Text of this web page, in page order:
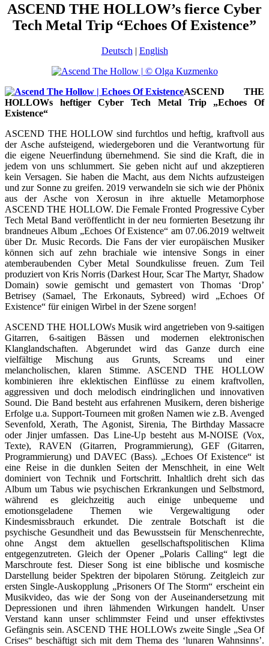
ASCEND THE HOLLOW’s fierce Cyber
Tech Metal Trip “Echoes Of Existence”
Deutsch | English
ASCEND THE
HOLLOWs heftiger Cyber Tech Metal Trip „Echoes Of
Existence“
ASCEND THE HOLLOW sind furchtlos und heftig, kraftvoll aus
der Asche aufsteigend, wiedergeboren und die Verantwortung für
die eigene Neuerfindung übernehmend. Sie sind die Kraft, die in
jedem von uns schlummert. Sie geben nicht auf und akzeptieren
kein Versagen. Sie haben die Macht, aus dem Nichts aufzusteigen
und zur Sonne zu greifen. 2019 verwandeln sie sich wie der Phönix
aus der Asche von Xerosun in ihre aktuelle Metamorphose
ASCEND THE HOLLOW. Die Female Fronted Progressive Cyber
Tech Metal Band veröffentlicht in der neu formierten Besetzung ihr
brandneues Album „Echoes Of Existence“ am 07.06.2019 weltweit
über Dr. Music Records. Die Fans der vier europäischen Musiker
können sich auf zehn brachiale wie intensive Songs in einer
atemberaubenden Cyber Metal Soundkulisse freuen. Zum Teil
produziert von Kris Norris (Darkest Hour, Scar The Martyr, Shadow
Domain) sowie gemischt und gemastert von Thomas ‘Drop’
Betrisey (Samael, The Erkonauts, Sybreed) wird „Echoes Of
Existence“ für einigen Wirbel in der Szene sorgen!
ASCEND THE HOLLOWs Musik wird angetrieben von 9-saitigen
Gitarren, 6-saitigen Bässen und modernen elektronischen
Klanglandschaften. Abgerundet wird das Ganze durch eine
vielfältige Mischung aus Grunts, Screams und einer
melancholischen, klaren Stimme. ASCEND THE HOLLOW
kombinieren ihre eklektischen Einflüsse zu einem kraftvollen,
aggressiven und doch melodisch eindringlichen und innovativen
Sound. Die Band besteht aus erfahrenen Musikern, deren bisherige
Erfolge u.a. Support-Tourneen mit großen Namen wie z.B. Avenged
Sevenfold, Xerath, The Agonist, Sirenia, The Birthday Massacre
oder Jinjer umfassen. Das Line-Up besteht aus M-NOISE (Vox,
Texte), RAVEN (Gitarren, Programmierung), GEF (Gitarren,
Programmierung) und DAVEC (Bass). „Echoes Of Existence“ ist
eine Reise in die dunklen Seiten der Menschheit, in eine Welt
dominiert von Technik und Fortschritt. Inhaltlich dreht sich das
Album um Tabus wie psychischen Erkrankungen und Selbstmord,
während es gleichzeitig auch einige unbequeme und
emotionsgeladene Themen wie Vergewaltigung oder
Kindesmissbrauch erkundet. Die zentrale Botschaft ist die
psychische Gesundheit und das Bewusstsein für Menschenrechte,
ohne Angst dem aktuellen gesellschaftspolitischen Klima
entgegenzutreten. Gleich der Opener „Polaris Calling“ legt die
Marschroute fest. Dieser Song ist eine biblische und kosmische
Darstellung beider Spektren der bipolaren Störung. Zeitgleich zur
ersten Single-Auskopplung „Prisoners Of The Storm“ erscheint ein
Musikvideo, das wie der Song von der Auseinandersetzung mit
Depressionen und ihren lähmenden Wirkungen handelt. Unser
Verstand kann unser schlimmster Feind und unser effektivstes
Gefängnis sein. ASCEND THE HOLLOWs zweite Single „Sea Of
Crises“ beschäftigt sich mit dem Thema des ‘lunaren Wahnsinns’.